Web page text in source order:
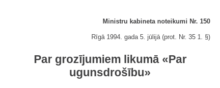
Ministru kabineta noteikumi Nr. 150
Rīgā 1994. gada 5. jūlijā (prot. Nr. 35 1. §)
Par grozījumiem likumā «Par
ugunsdrošību»